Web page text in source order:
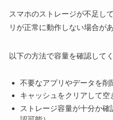
スマホのストレージが不足し
リが正常に動作しない場合があ
以下の方法で容量を確認してく
不要なアプリやデータを削
キャッシュをクリアして空
ストレージ容量が十分か